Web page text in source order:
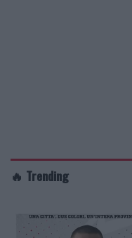
🔥 Trending